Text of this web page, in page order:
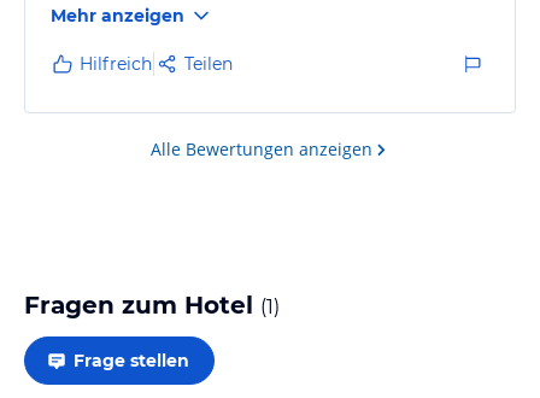
sind zwar schon etwas in die Jahre gekommen, die
Bäder neu, der gesamte Hotelbereich ist stets sehr
Mehr anzeigen
Hilfreich Teilen
Alle Bewertungen anzeigen
Fragen zum Hotel (1)
Frage stellen